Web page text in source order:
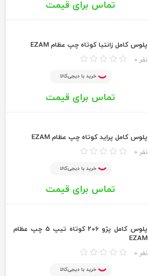
تماس برای قیمت
پلوس كامل زانتيا كوتاه چپ عظام EZAM
0 نفر
خرید با دیجی‌کالا
تماس برای قیمت
پلوس كامل پرايد كوتاه چپ عظام EZAM
0 نفر
خرید با دیجی‌کالا
تماس برای قیمت
پلوس كامل پژو 206 كوتاه تيپ 5 چپ عظام
EZAM
0 نفر
خرید با دیجی‌کالا